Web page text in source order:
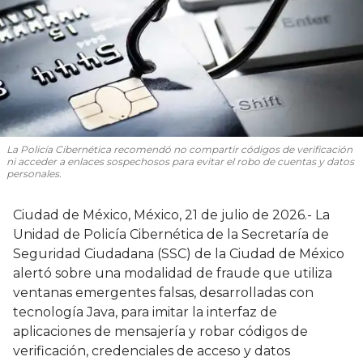
La Policía Cibernética recomendó no compartir códigos de verificación
ni acceder a enlaces sospechosos para evitar el robo de cuentas y datos
personales.
Ciudad de México, México, 21 de julio de 2026.- La
Unidad de Policía Cibernética de la Secretaría de
Seguridad Ciudadana (SSC) de la Ciudad de México
alertó sobre una modalidad de fraude que utiliza
ventanas emergentes falsas, desarrolladas con
tecnología Java, para imitar la interfaz de
aplicaciones de mensajería y robar códigos de
verificación, credenciales de acceso y datos